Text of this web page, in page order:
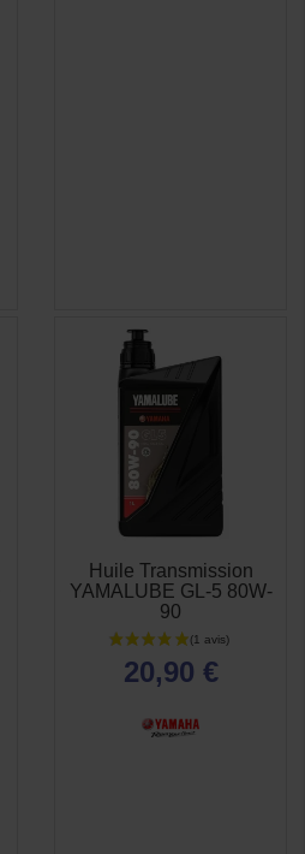
Huile Transmission
YAMALUBE GL-5 80W-
90
20,90 €
 APERÇU
RAPIDE